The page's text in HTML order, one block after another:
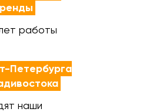
работы
Петербурга
наши